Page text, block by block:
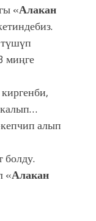
«Алакан
миңге
алып
болду.
«Алакан